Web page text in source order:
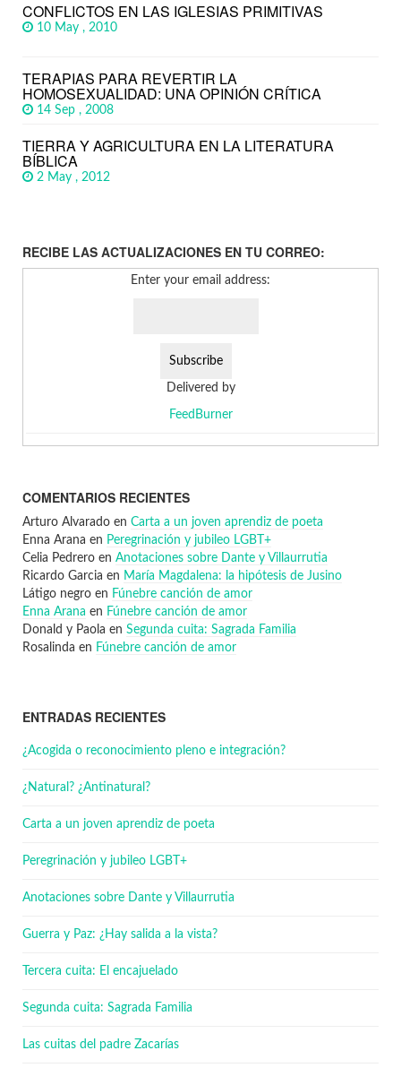
CONFLICTOS EN LAS IGLESIAS PRIMITIVAS
10 May , 2010
TERAPIAS PARA REVERTIR LA
HOMOSEXUALIDAD: UNA OPINIÓN CRÍTICA
14 Sep , 2008
TIERRA Y AGRICULTURA EN LA LITERATURA
BÍBLICA
2 May , 2012
RECIBE LAS ACTUALIZACIONES EN TU CORREO:
Enter your email address:
Delivered by
FeedBurner
COMENTARIOS RECIENTES
Arturo Alvarado en Carta a un joven aprendiz de poeta
Enna Arana en Peregrinación y jubileo LGBT+
Celia Pedrero en Anotaciones sobre Dante y Villaurrutia
Ricardo Garcia en María Magdalena: la hipótesis de Jusino
Látigo negro en Fúnebre canción de amor
Enna Arana en Fúnebre canción de amor
Donald y Paola en Segunda cuita: Sagrada Familia
Rosalinda en Fúnebre canción de amor
ENTRADAS RECIENTES
¿Acogida o reconocimiento pleno e integración?
¿Natural? ¿Antinatural?
Carta a un joven aprendiz de poeta
Peregrinación y jubileo LGBT+
Anotaciones sobre Dante y Villaurrutia
Guerra y Paz: ¿Hay salida a la vista?
Tercera cuita: El encajuelado
Segunda cuita: Sagrada Familia
Las cuitas del padre Zacarías